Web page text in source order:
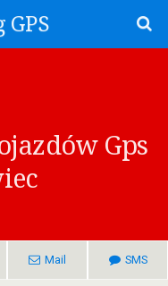
Gps
Mail SMS